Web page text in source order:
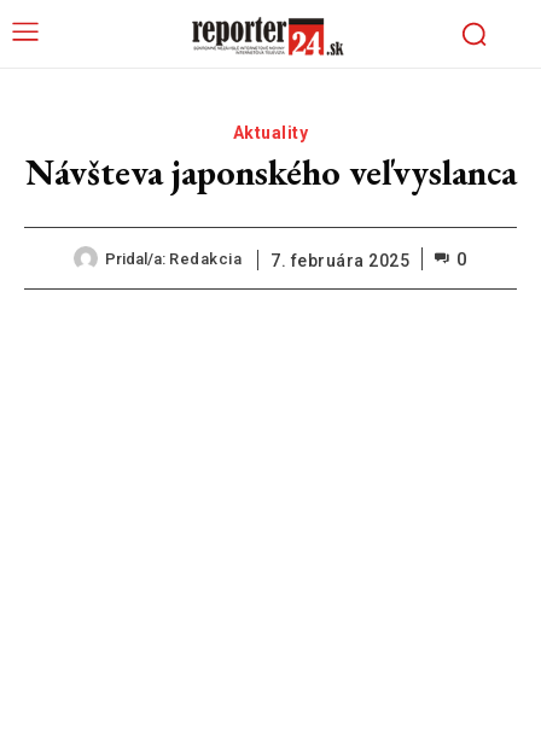
Aktuality
Návšteva japonského veľvyslanca
Pridal/a: Redakcia 7. februára 2025 0